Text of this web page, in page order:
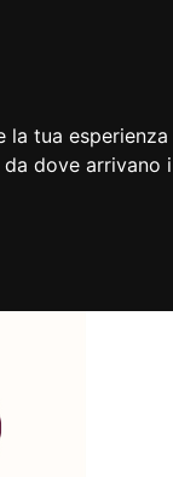
tua
dove arrivano